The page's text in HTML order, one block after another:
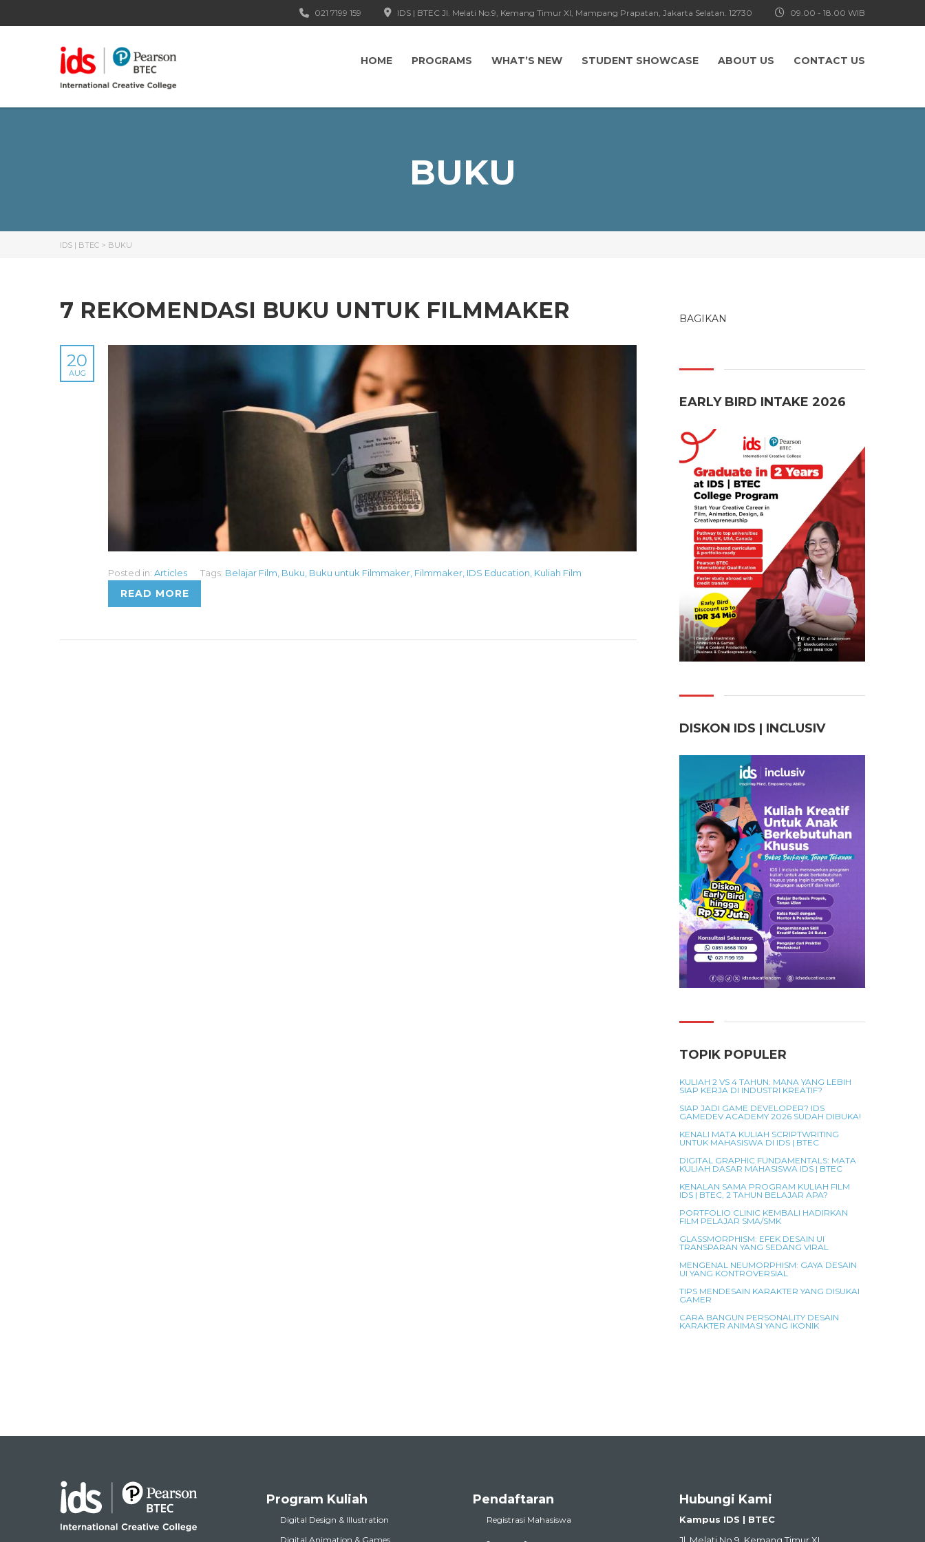
09.00 - 18.00 WIB
IDS | BTEC Jl. Melati No.9, Kemang Timur XI, Mampang Prapatan, Jakarta Selatan. 12730
021 7199 159
HOME PROGRAMS WHAT’S NEW STUDENT SHOWCASE ABOUT US CONTACT US
BUKU
IDS | BTEC > BUKU
7 REKOMENDASI BUKU UNTUK FILMMAKER
20
AUG
Posted in: Articles Tags: Belajar Film Buku Buku untuk Filmmaker Filmmaker IDS Education Kuliah Film
READ MORE
BAGIKAN
EARLY BIRD INTAKE 2026
DISKON IDS | INCLUSIV
TOPIK POPULER
KULIAH 2 VS 4 TAHUN: MANA YANG LEBIH
SIAP KERJA DI INDUSTRI KREATIF?
SIAP JADI GAME DEVELOPER? IDS
GAMEDEV ACADEMY 2026 SUDAH DIBUKA!
KENALI MATA KULIAH SCRIPTWRITING
UNTUK MAHASISWA DI IDS | BTEC
DIGITAL GRAPHIC FUNDAMENTALS: MATA
KULIAH DASAR MAHASISWA IDS | BTEC
KENALAN SAMA PROGRAM KULIAH FILM
IDS | BTEC, 2 TAHUN BELAJAR APA?
PORTFOLIO CLINIC KEMBALI HADIRKAN
FILM PELAJAR SMA/SMK
GLASSMORPHISM: EFEK DESAIN UI
TRANSPARAN YANG SEDANG VIRAL
MENGENAL NEUMORPHISM: GAYA DESAIN
UI YANG KONTROVERSIAL
TIPS MENDESAIN KARAKTER YANG DISUKAI
GAMER
CARA BANGUN PERSONALITY DESAIN
KARAKTER ANIMASI YANG IKONIK
Program Kuliah
Digital Design & Illustration
Digital Animation & Games
Pendaftaran
Registrasi Mahasiswa
Hubungi Kami
Kampus IDS | BTEC
Jl. Melati No.9, Kemang Timur XI,